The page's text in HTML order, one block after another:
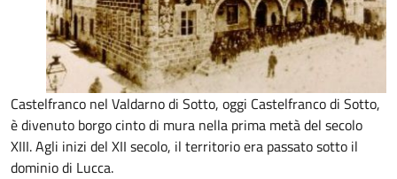
Castelfranco nel Valdarno di Sotto, oggi Castelfranco di Sotto,
è divenuto borgo cinto di mura nella prima metà del secolo
XIII. Agli inizi del XII secolo, il territorio era passato sotto il
dominio di Lucca.